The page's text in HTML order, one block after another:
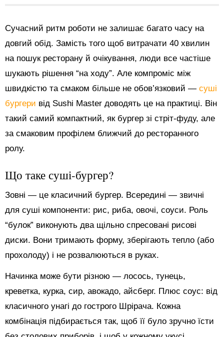
Сучасний ритм роботи не залишає багато часу на
довгий обід. Замість того щоб витрачати 40 хвилин
на пошук ресторану й очікування, люди все частіше
шукають рішення “на ходу”. Але компроміс між
швидкістю та смаком більше не обов’язковий — суші
бургери від Sushi Master доводять це на практиці. Він
такий самий компактний, як бургер зі стріт-фуду, але
за смаковим профілем ближчий до ресторанного
ролу.
Що таке суші-бургер?
Зовні — це класичний бургер. Всередині — звичні
для суші компоненти: рис, риба, овочі, соуси. Роль
“булок” виконують два щільно спресовані рисові
диски. Вони тримають форму, зберігають тепло (або
прохолоду) і не розвалюються в руках.
Начинка може бути різною — лосось, тунець,
креветка, курка, сир, авокадо, айсберг. Плюс соус: від
класичного унагі до гострого Шрірача. Кожна
комбінація підбирається так, щоб її було зручно їсти